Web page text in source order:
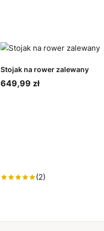
Stojak na rower zalewany
649,99 zł
(2)